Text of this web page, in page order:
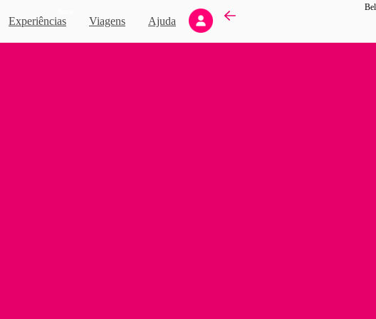
Experiências Viagens Ajuda